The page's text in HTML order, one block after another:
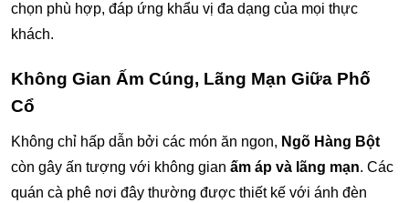
chọn phù hợp, đáp ứng khẩu vị đa dạng của mọi thực
khách.
Không Gian Ấm Cúng, Lãng Mạn Giữa Phố
Cổ
Không chỉ hấp dẫn bởi các món ăn ngon, Ngõ Hàng Bột
còn gây ấn tượng với không gian ấm áp và lãng mạn. Các
quán cà phê nơi đây thường được thiết kế với ánh đèn